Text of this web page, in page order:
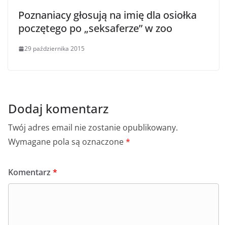
Poznaniacy głosują na imię dla osiołka
poczętego po „seksaferze” w zoo
29 października 2015
Dodaj komentarz
Twój adres email nie zostanie opublikowany.
Wymagane pola są oznaczone*
Komentarz *